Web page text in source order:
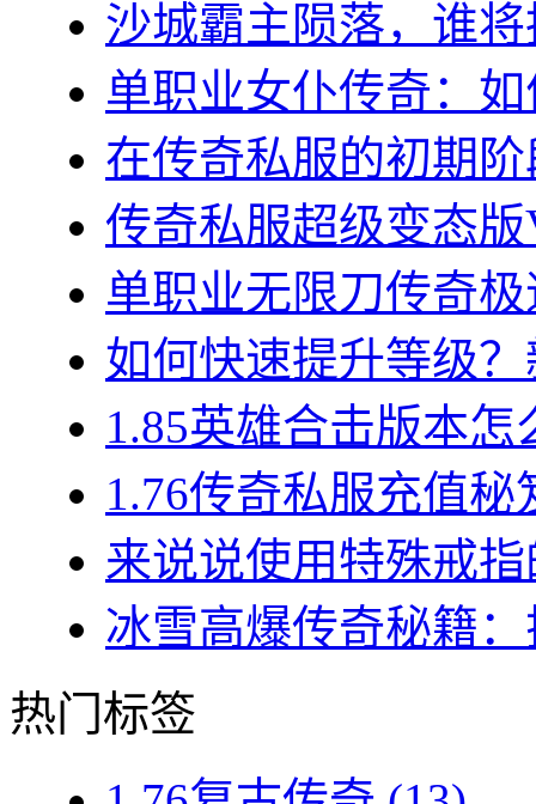
沙城霸主陨落，谁
单职业女仆传奇：
在传奇私服的初期
传奇私服超级变态
单职业无限刀传奇
如何快速提升等级
1.85英雄合击版本
1.76传奇私服充值
来说说使用特殊戒
冰雪高爆传奇秘籍
热门标签